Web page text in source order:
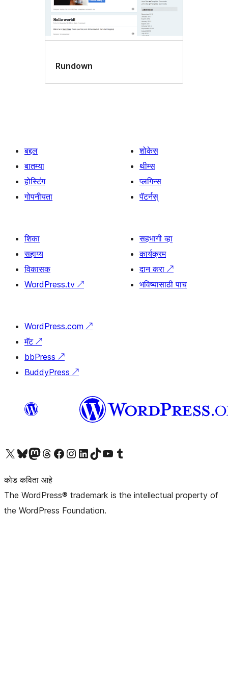
Rundown
बद्दल
बातम्या
होस्टिंग
गोपनीयता
शोकेस
थीम्स
प्लगिन्स
पॅटर्नस्
शिका
सहाय्य
विकासक
WordPress.tv ↗
सहभागी व्हा
कार्यक्रम
दान करा ↗
भविष्यासाठी पाच
WordPress.com ↗
मॅट ↗
bbPress ↗
BuddyPress ↗
आमच्या X (एक्स) (पूर्वीचे ट्विटर) खात्याला भेट द्या आमच्या ब्लूस्की खात्याला भेट द्या.आमच्या Mastodon खात्याला भेट द्या.आमच्या थ्रेड्स खात्याला भेट द्या. आमच्या फेसबुक पेजला भेट द्या आमच्या इंस्टाग्राम खात्याला भेट द्या आमच्या लिंक्डइन खात्याला भेट द्या आमच्या टिकटॉक अकाउंटला भेट द्या.आमच्या यूट्यूब चॅनेलला भेट द्या आमच्या टंबलर खात्याला भेट द्या.
कोड कविता आहे
The WordPress® trademark is the intellectual property of
the WordPress Foundation.